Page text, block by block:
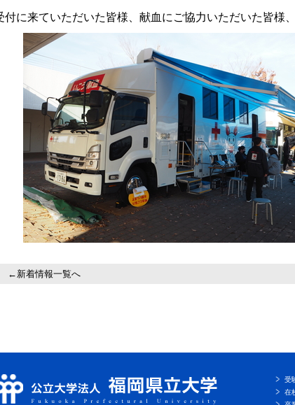
付に来ていただいた皆様、献血にご協力いただいた皆様
←新着情報一覧へ
受
在